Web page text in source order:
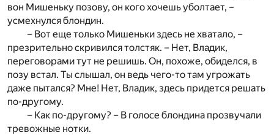
вон Мишеньку позову, он кого хочешь уболтает, –
усмехнулся блондин.
– Вот еще только Мишеньки здесь не хватало, –
презрительно скривился толстяк. – Нет, Владик,
переговорами тут не решишь. Он, похоже, обиделся, в
позу встал. Ты слышал, он ведь чего-то там угрожать
даже пытался? Мне! Нет, Владик, здесь придется решать
по-другому.
– Как по-другому? – В голосе блондина прозвучали
тревожные нотки.